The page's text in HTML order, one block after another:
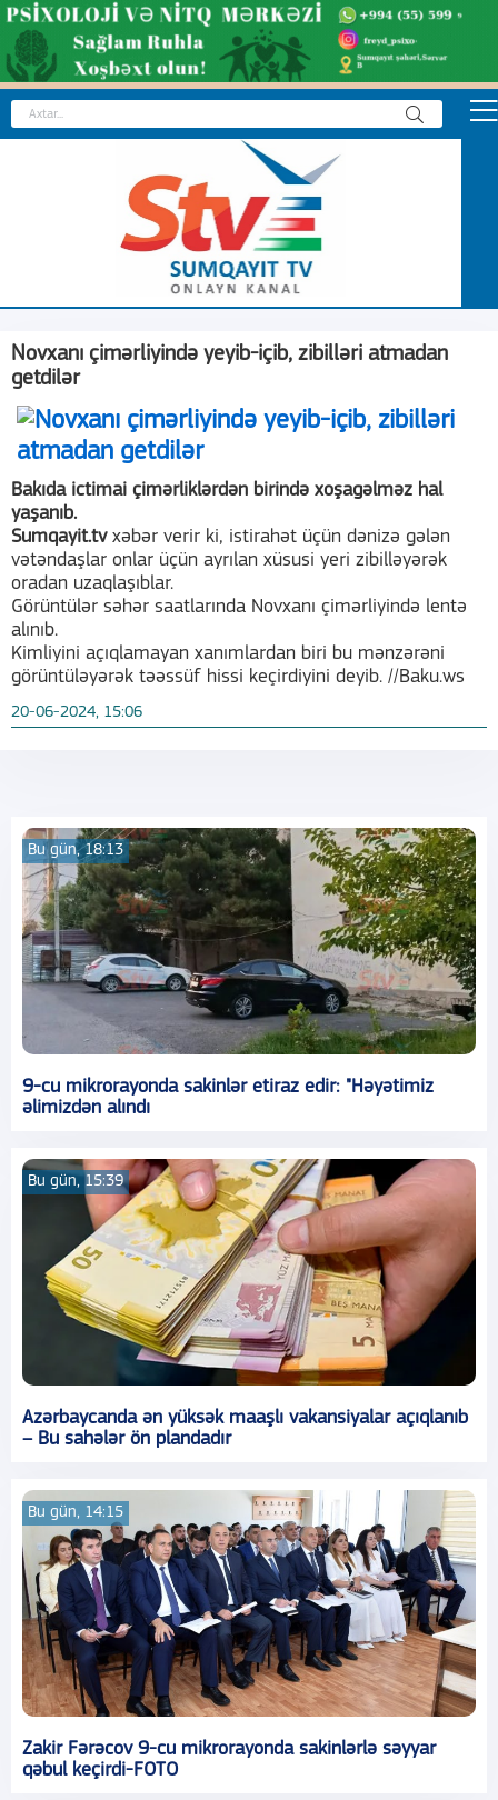
Novxanı çimərliyində yeyib-içib, zibilləri atmadan
getdilər
Bakıda ictimai çimərliklərdən birində xoşagəlməz hal
yaşanıb.
Sumqayit.tv xəbər verir ki, istirahət üçün dənizə gələn
vətəndaşlar onlar üçün ayrılan xüsusi yeri zibilləyərək
oradan uzaqlaşıblar.
Görüntülər səhər saatlarında Novxanı çimərliyində lentə
alınıb.
Kimliyini açıqlamayan xanımlardan biri bu mənzərəni
görüntüləyərək təəssüf hissi keçirdiyini deyib. //Baku.ws
20-06-2024, 15:06
Bu gün, 18:13
9-cu mikrorayonda sakinlər etiraz edir: "Həyətimiz
əlimizdən alındı
Bu gün, 15:39
Azərbaycanda ən yüksək maaşlı vakansiyalar açıqlanıb
– Bu sahələr ön plandadır
Bu gün, 14:15
Zakir Fərəcov 9-cu mikrorayonda sakinlərlə səyyar
qəbul keçirdi-FOTO